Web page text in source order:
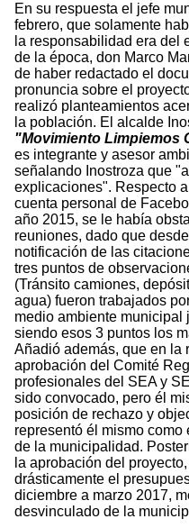
En su respuesta el jefe
febrero, que solamente
la responsabilidad era del
de la época, don Marco
de haber redactado el
pronuncia sobre el
realizó planteamientos
la población. El alcalde
"Movimiento Limpiemos
es integrante y asesor
señalando Inostroza que
explicaciones". Respecto
cuenta personal de
año 2015, se le había
reuniones, dado que
notificación de las
tres puntos de
(Tránsito camiones,
agua) fueron trabajados
medio ambiente municipal
siendo esos 3 puntos los
Añadió además, que en la
aprobación del Comité
profesionales del SEA y
sido convocado, pero él
posición de rechazo y
representó él mismo
de la municipalidad.
la aprobación del
drásticamente el
diciembre a marzo 2017,
desvinculado de la